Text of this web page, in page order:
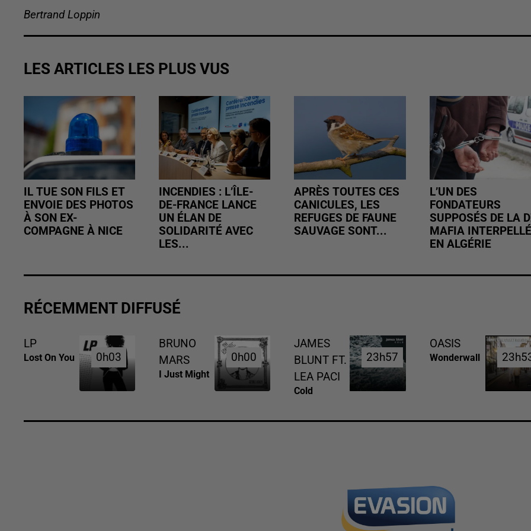
Bertrand Loppin
LES ARTICLES LES PLUS VUS
IL TUE SON FILS ET
ENVOIE DES PHOTOS
À SON EX-
COMPAGNE À NICE
INCENDIES : L’ÎLE-
DE-FRANCE LANCE
UN ÉLAN DE
SOLIDARITÉ AVEC
LES...
APRÈS TOUTES CES
CANICULES, LES
REFUGES DE FAUNE
SAUVAGE SONT...
L’UN DES
FONDATEURS
SUPPOSÉS DE LA
MAFIA INTERPELLÉ
EN ALGÉRIE
RÉCEMMENT DIFFUSÉ
LP
Lost On You 0h03
0h03
BRUNO
MARS
I Just Might
0h00
0h00
JAMES
BLUNT FT.
LEA PACI
Cold
23h57
23h57
OASIS
Wonderwall